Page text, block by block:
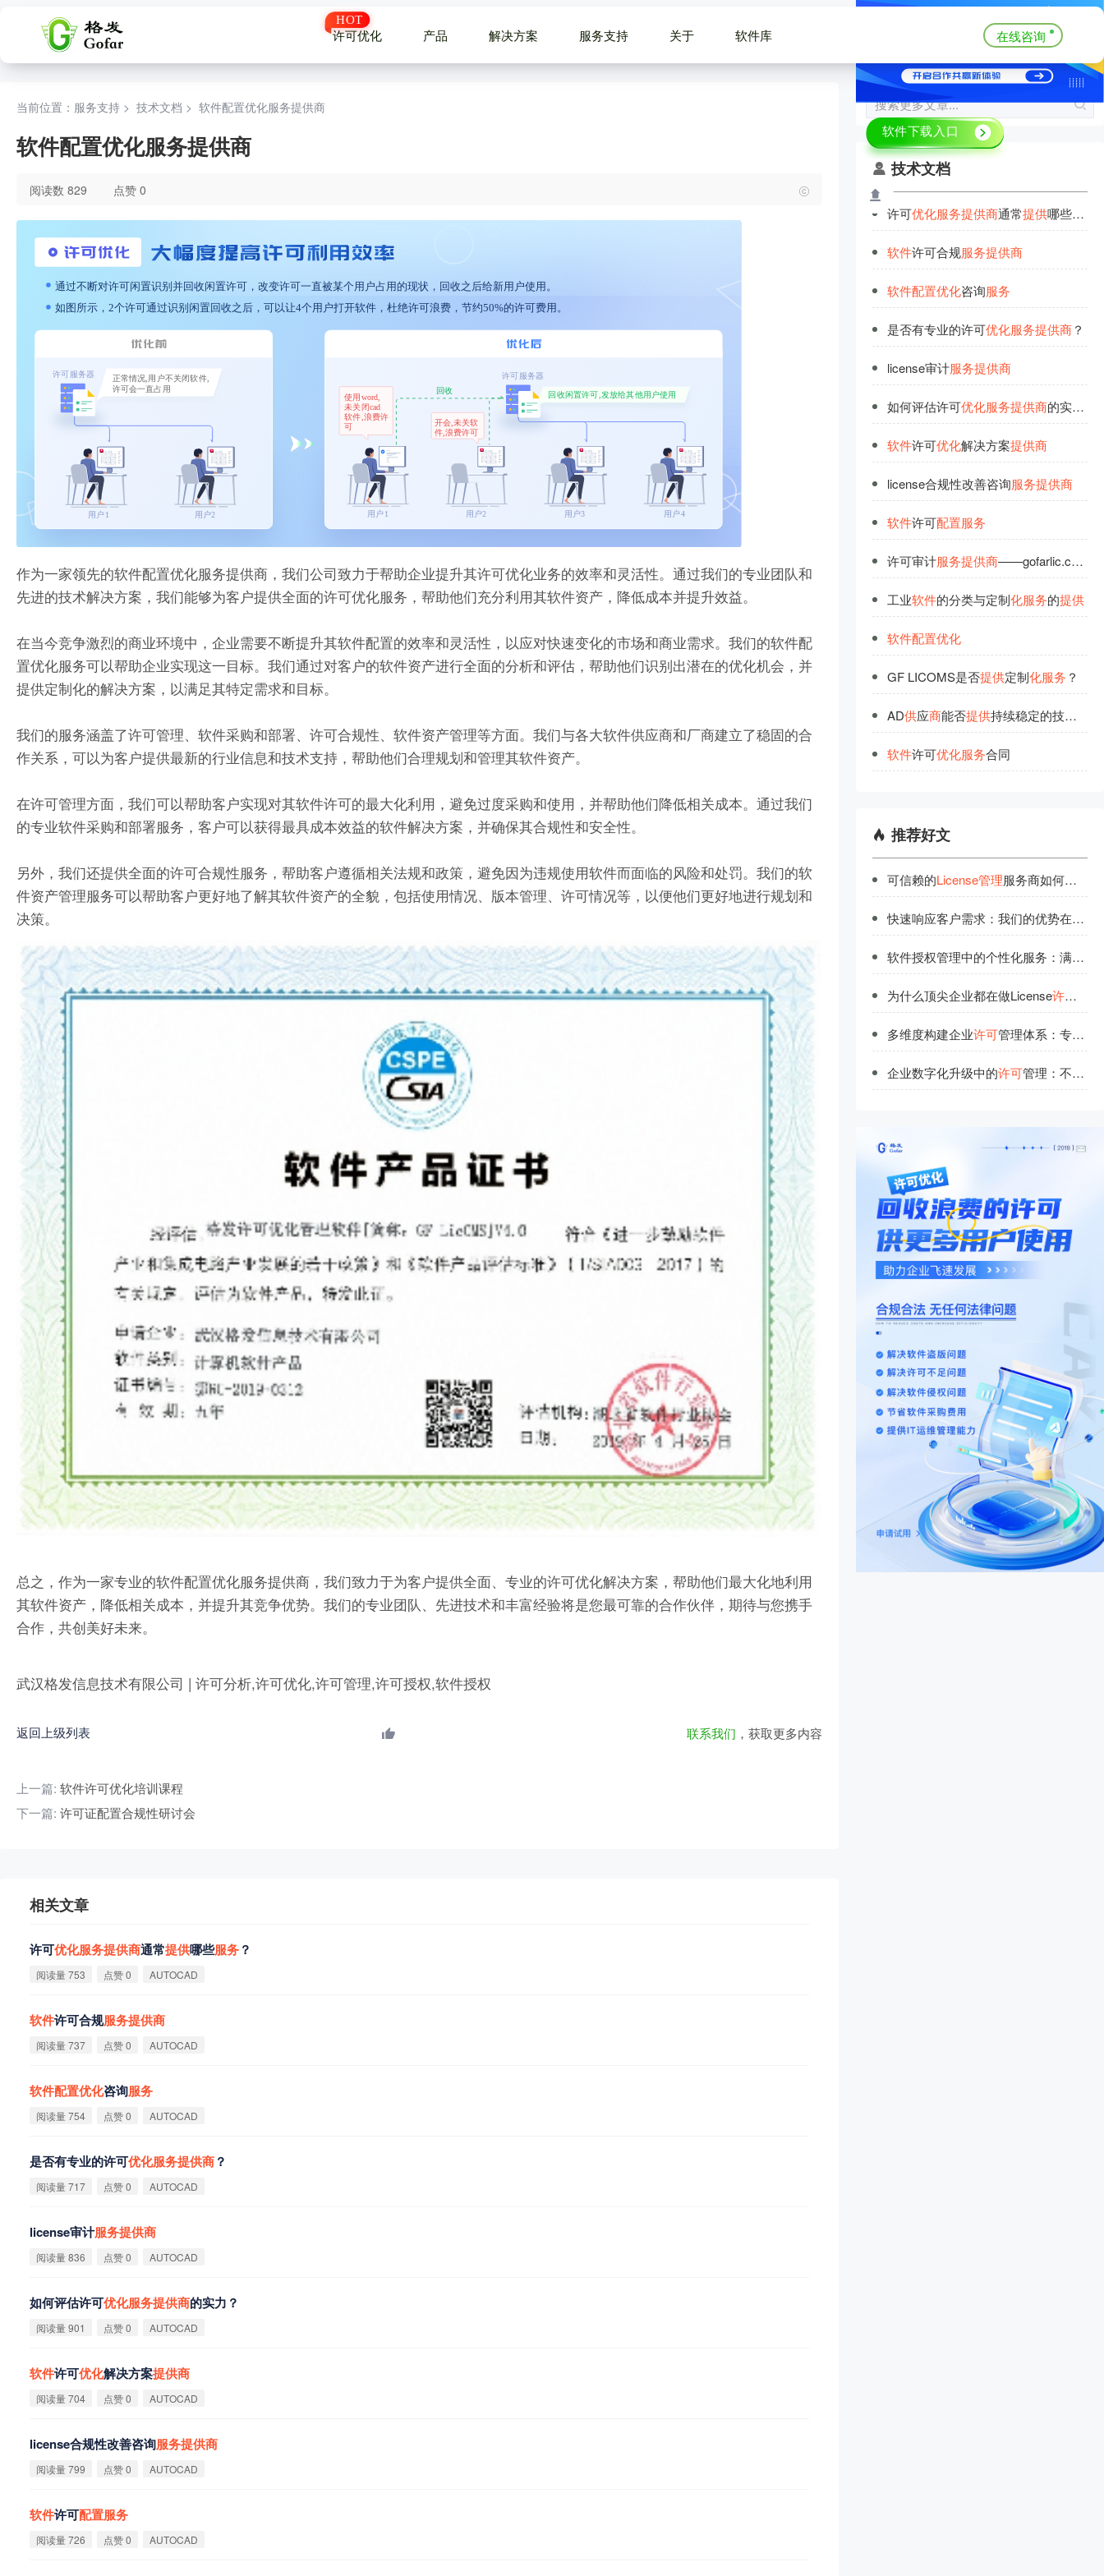
许可优化 产品 解决方案 服务支持 关于 软件库 在线咨询
当前位置：服务支持 > 技术文档 > 软件配置优化服务提供商
软件配置优化服务提供商
阅读数 829 点赞 0
作为一家领先的软件配置优化服务提供商，我们公司致力于帮助企业提升其许可优化业务的效率和灵活性。通过我们的专业团队和
先进的技术解决方案，我们能够为客户提供全面的许可优化服务，帮助他们充分利用其软件资产，降低成本并提升效益。
在当今竞争激烈的商业环境中，企业需要不断提升其软件配置的效率和灵活性，以应对快速变化的市场和商业需求。我们的软件配
置优化服务可以帮助企业实现这一目标。我们通过对客户的软件资产进行全面的分析和评估，帮助他们识别出潜在的优化机会，并
提供定制化的解决方案，以满足其特定需求和目标。
我们的服务涵盖了许可管理、软件采购和部署、许可合规性、软件资产管理等方面。我们与各大软件供应商和厂商建立了稳固的合
作关系，可以为客户提供最新的行业信息和技术支持，帮助他们合理规划和管理其软件资产。
在许可管理方面，我们可以帮助客户实现对其软件许可的最大化利用，避免过度采购和使用，并帮助他们降低相关成本。通过我们
的专业软件采购和部署服务，客户可以获得最具成本效益的软件解决方案，并确保其合规性和安全性。
另外，我们还提供全面的许可合规性服务，帮助客户遵循相关法规和政策，避免因为违规使用软件而面临的风险和处罚。我们的软
件资产管理服务可以帮助客户更好地了解其软件资产的全貌，包括使用情况、版本管理、许可情况等，以便他们更好地进行规划和
决策。
总之，作为一家专业的软件配置优化服务提供商，我们致力于为客户提供全面、专业的许可优化解决方案，帮助他们最大化地利用
其软件资产，降低相关成本，并提升其竞争优势。我们的专业团队、先进技术和丰富经验将是您最可靠的合作伙伴，期待与您携手
合作，共创美好未来。
武汉格发信息技术有限公司 | 许可分析,许可优化,许可管理,许可授权,软件授权
返回上级列表 联系我们 ，获取更多内容
上一篇: 软件许可优化培训课程
下一篇: 许可证配置合规性研讨会
相关文章
许可优化服务提供商通常提供哪些服务？
阅读量 753 点赞 0 AUTOCAD
软件许可合规服务提供商
阅读量 737 点赞 0 AUTOCAD
软件配置优化咨询服务
阅读量 754 点赞 0 AUTOCAD
是否有专业的许可优化服务提供商？
阅读量 717 点赞 0 AUTOCAD
license审计服务提供商
阅读量 836 点赞 0 AUTOCAD
如何评估许可优化服务提供商的实力？
阅读量 901 点赞 0 AUTOCAD
软件许可优化解决方案提供商
阅读量 704 点赞 0 AUTOCAD
license合规性改善咨询服务提供商
阅读量 799 点赞 0 AUTOCAD
软件许可配置服务
阅读量 726 点赞 0 AUTOCAD
技术文档
许可优化服务提供商通常提供哪些服
软件许可合规服务提供商
软件配置优化咨询服务
是否有专业的许可优化服务提供商？
license审计服务提供商
如何评估许可优化服务提供商的实力？
软件许可优化解决方案提供商
license合规性改善咨询服务提供商
软件许可配置服务
许可审计服务提供商——gofarlic.com：您的
工业软件的分类与定制化服务的提供
软件配置优化
GF LICOMS是否提供定制化服务 ？
AD供应商能否提供持续稳定的技术支持
软件许可优化服务合同
推荐好文
可信赖的License管理服务商如何选择？品牌认证指南
快速响应客户需求：我们的优势在
许可
软件授权管理中的个性化服务：满足不同场景需求
为什么顶尖企业都在做License许可
多维度构建企业许可管理体系：专业研发团队的实战分享
企业数字化升级中的许可管理：不可忽视的基础要素